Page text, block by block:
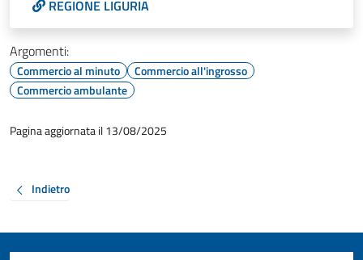
REGIONE LIGURIA
Argomenti:
Commercio al minuto
Commercio all'ingrosso
Commercio ambulante
Pagina aggiornata il 13/08/2025
Indietro